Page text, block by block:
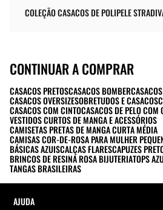
COLEÇÃO CASACOS DE POLIPELE
CONTINUAR A COMPRAR
CASACOS PRETOSCASACOS BOMBER
CASACOS OVERSIZESOBRETUDOS E CASACOS
CASACOS COM CINTOCASACOS DE PELO COM
VESTIDOS CURTOS DE MANGA E ACESSÓRIOS
CAMISETAS PRETAS DE MANGA CURTA MÉDIA
CAMISAS COR-DE-ROSA PARA MULHER
BÁSICAS AZUISCALÇAS FLARESCAPUZES
BRINCOS DE RESINA ROSA BIJUTERIATOPS
TANGAS BRASILEIRAS
AJUDA